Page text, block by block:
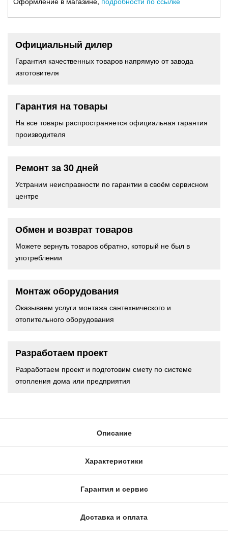
Официальный дилер
Гарантия качественных товаров напрямую от завода
изготовителя
Гарантия на товары
На все товары распространяется официальная гарантия
производителя
Ремонт за 30 дней
Устраним неисправности по гарантии в своём сервисном
центре
Обмен и возврат товаров
Можете вернуть товаров обратно, который не был в
употреблении
Монтаж оборудования
Оказываем услуги монтажа сантехнического и
отопительного оборудования
Разработаем проект
Разработаем проект и подготовим смету по системе
отопления дома или предприятия
Описание
Характеристики
Гарантия и сервис
Доставка и оплата